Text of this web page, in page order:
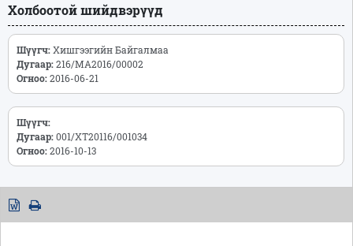
Холбоотой шийдвэрүүд
Шүүгч:Хишгээгийн Байгалмаа
Дугаар:216/МА2016/00002
Огноо:2016-06-21
Шүүгч:
Дугаар:001/ХТ20116/001034
Огноо:2016-10-13